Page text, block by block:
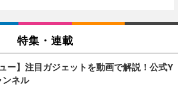
特集・連載
ー】注目ガジェットを動画で解説！公式Y
ネル